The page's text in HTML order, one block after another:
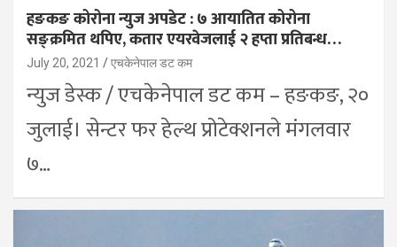
हङकङ कोरोना न्युज अपडेट : ७ आयातित कोरोना
सङ्क्रमित थपिए, कतार एयरवेजलाई २ हप्ता प्रतिबन्ध…
July 20, 2021 एचकेनेपाल डट कम
न्युज डेस्क / एचकेनेपाल डट कम – हङकङ, २०
जुलाई। सेन्टर फर हेल्थ प्रोटेक्शनले मंगलवार
७…